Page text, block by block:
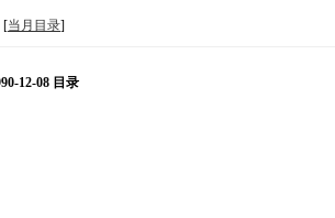
[当月目录]
12-08 目录